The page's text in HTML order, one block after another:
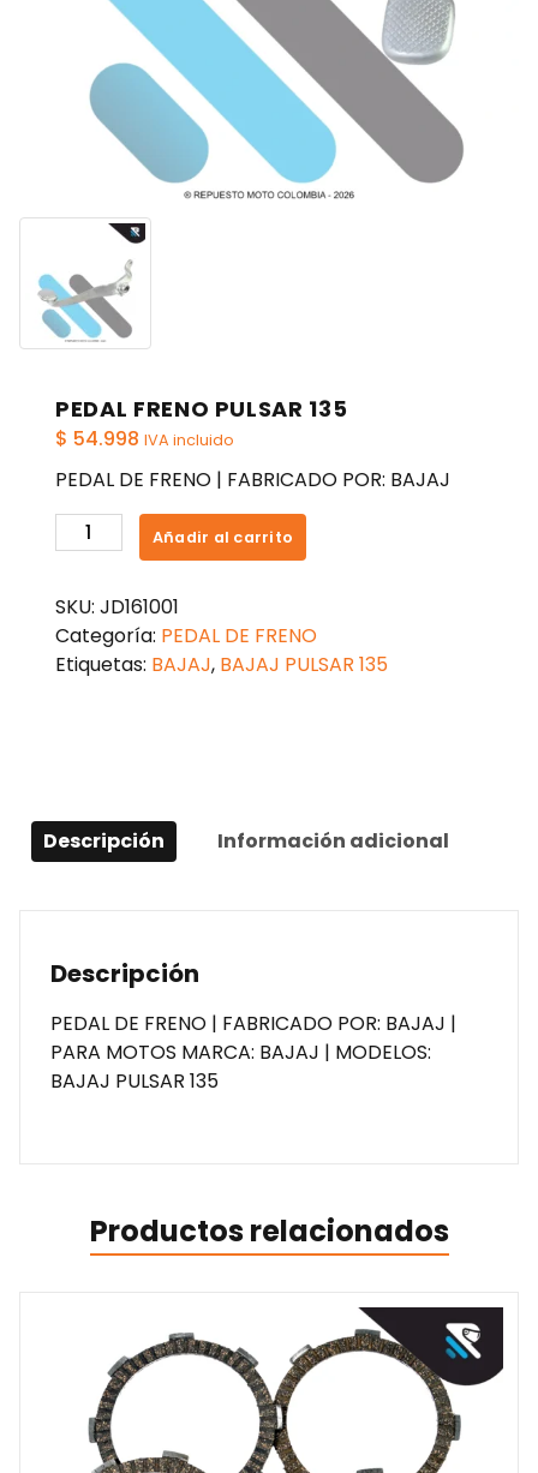
PEDAL FRENO PULSAR 135
$ 54.998 IVA incluido
PEDAL DE FRENO | FABRICADO POR: BAJAJ
PEDAL
FRENO
135
cantidad
Añadir al carrito
SKU: JD161001
Categoría: PEDAL DE FRENO
Etiquetas: BAJAJ, BAJAJ PULSAR 135
Descripción Información adicional
Descripción
PEDAL DE FRENO | FABRICADO POR: BAJAJ |
PARA MOTOS MARCA: BAJAJ | MODELOS:
BAJAJ PULSAR 135
Productos relacionados